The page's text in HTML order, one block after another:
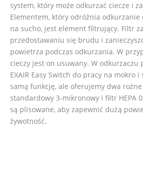
system, który może odkurzać ciecze i
Elementem, który odróżnia odkurzanie
na sucho, jest element filtrujący. Filtr
przedostawaniu się brudu i
powietrza podczas odkurzania. W
cieczy jest on usuwany. W odkurzaczu
EXAIR Easy Switch do pracy na mokro
samą funkcję, ale oferujemy dwa
standardowy 3-mikronowy i filtr HEPA
są plisowane, aby zapewnić dużą
żywotność.